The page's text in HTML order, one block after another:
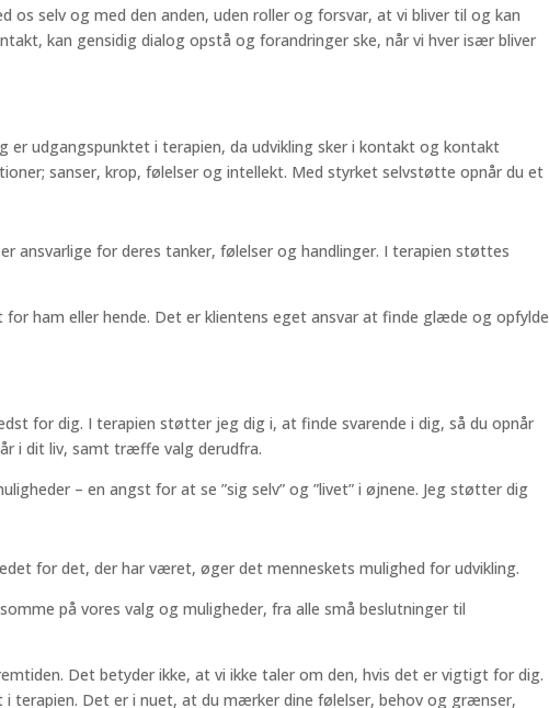
selv og med den anden, uden roller og forsvar, at vi bliver til og kan
kan gensidig dialog opstå og forandringer ske, når vi hver især bliver
udgangspunktet i terapien, da udvikling sker i kontakt og kontakt
sanser, krop, følelser og intellekt. Med styrket selvstøtte opnår du et
ansvarlige for deres tanker, følelser og handlinger. I terapien støttes
ham eller hende. Det er klientens eget ansvar at finde glæde og opfylde
for dig. I terapien støtter jeg dig i, at finde svarende i dig, så du opnår
i dit liv, samt træffe valg derudfra.
– en angst for at se ”sig selv” og ”livet” i øjnene. Jeg støtter dig
for det, der har været, øger det menneskets mulighed for udvikling.
på vores valg og muligheder, fra alle små beslutninger til
Det betyder ikke, at vi ikke taler om den, hvis det er vigtigt for dig.
terapien. Det er i nuet, at du mærker dine følelser, behov og grænser,